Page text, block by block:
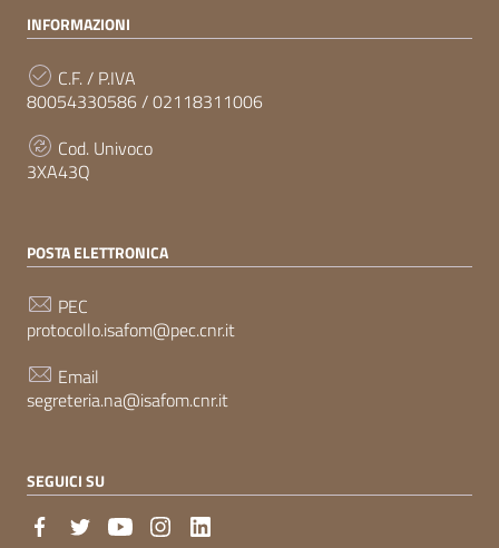
INFORMAZIONI
C.F. / P.IVA
80054330586 / 02118311006
Cod. Univoco
3XA43Q
POSTA ELETTRONICA
PEC
protocollo.isafom@pec.cnr.it
Email
segreteria.na@isafom.cnr.it
SEGUICI SU